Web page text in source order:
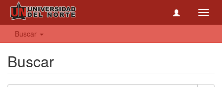
Buscar
Buscar